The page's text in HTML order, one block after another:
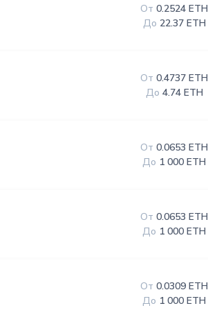
От 0.2524 ETH
До 22.37 ETH
От 0.4737 ETH
До 4.74 ETH
От 0.0653 ETH
До 1 000 ETH
От 0.0653 ETH
До 1 000 ETH
От 0.0309 ETH
До 1 000 ETH